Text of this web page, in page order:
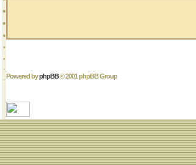
Powered byphpBB© 2001 phpBB Group